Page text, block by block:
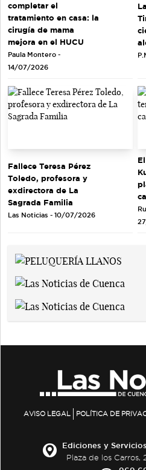
completar el
tratamiento en casa: la
cirugía de mama
mejora en el HUCU
Paula Montero -
14/07/2026
Fallece Teresa Pérez
Toledo, profesora y
exdirectora de La
Sagrada Familia
Las Noticias - 10/07/2026
AVISO LEGAL POLÍTICA DE
Ediciones y
Plaza de los Carros,